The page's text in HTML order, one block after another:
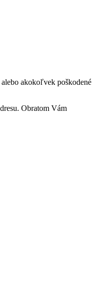
akokoľvek poškodené
Obratom Vám